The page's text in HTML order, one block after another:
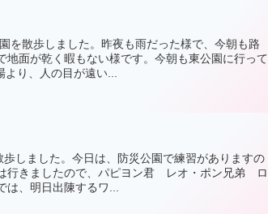
を散歩しました。昨夜も雨だった様で、今朝も路
面が乾く暇もない様です。今朝も東公園に行って
り、人の目が遠い...
しました。今日は、防災公園で練習がありますの
行きましたので、パピヨン君 レオ・ポン兄弟 ロ
、明日出陳するワ...